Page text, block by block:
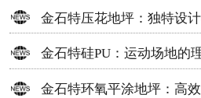
金石特压花地坪：独特设
地面材料
金石特硅PU：运动场地的
金石特环氧平涂地坪：高